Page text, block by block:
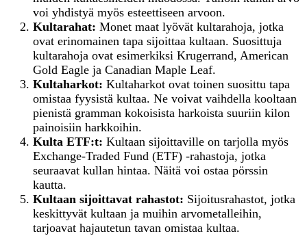
voi yhdistyä myös esteettiseen arvoon.
Kultarahat: Monet maat lyövät kultarahoja, jotka
ovat erinomainen tapa sijoittaa kultaan. Suosittuja
kultarahoja ovat esimerkiksi Krugerrand, American
Gold Eagle ja Canadian Maple Leaf.
Kultaharkot: Kultaharkot ovat toinen suosittu tapa
omistaa fyysistä kultaa. Ne voivat vaihdella kooltaan
pienistä gramman kokoisista harkoista suuriin kilon
painoisiin harkkoihin.
Kulta ETF:t: Kultaan sijoittaville on tarjolla myös
Exchange-Traded Fund (ETF) -rahastoja, jotka
seuraavat kullan hintaa. Näitä voi ostaa pörssin
kautta.
Kultaan sijoittavat rahastot: Sijoitusrahastot, jotka
keskittyvät kultaan ja muihin arvometalleihin,
tarjoavat hajautetun tavan omistaa kultaa.